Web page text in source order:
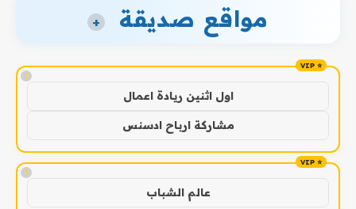
مواقع صديقة +
!
اول اثنين ريادة اعمال
مشاركة ارباح ادسنس
!
عالم الشباب